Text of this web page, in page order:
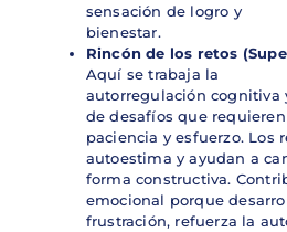
sensación de logro y
bienestar.
Rincón de los retos
Aquí se trabaja la
autorregulación cognitiva
de desafíos que
paciencia y esfuerzo. Los
autoestima y ayudan a
forma constructiva.
emocional porque
frustración, refuerza la